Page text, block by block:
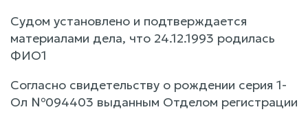
Судом установлено и подтверждается
материалами дела, что 24.12.1993 родилась
ФИО1
Согласно свидетельству о рождении серия 1-
Ол №094403 выданным Отделом регистрации